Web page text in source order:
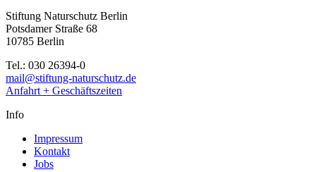
Stiftung Naturschutz Berlin
Potsdamer Straße 68
10785 Berlin
Tel.: 030 26394-0
mail@stiftung-naturschutz.de
Anfahrt + Geschäftszeiten
Info
Impressum
Kontakt
Jobs